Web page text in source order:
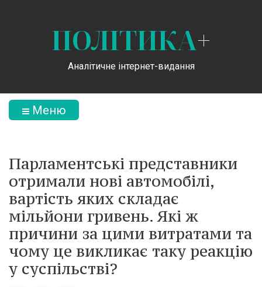
ПОЛІТИКА+
Аналітичне інтернет-видання
Меню
Парламентські представники
отримали нові автомобілі,
вартість яких складає
мільйони гривень. Які ж
причини за цими витратами та
чому це викликає таку реакцію
у суспільстві?